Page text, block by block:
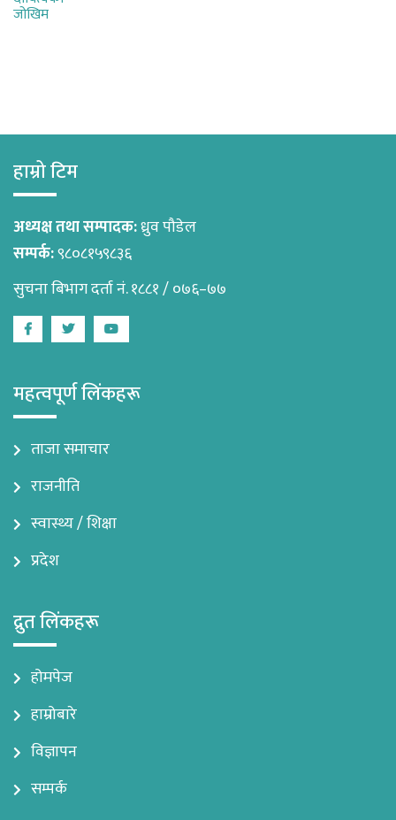
हाम्रो टिम
अध्यक्ष तथा सम्पादक:ध्रुव पौडेल
सम्पर्क:९८०८१५९८३६
सुचना बिभाग दर्ता नं. १८८१ / ०७६–७७
FacebookTwitterYoutube
महत्वपूर्ण लिंकहरू
ताजा समाचार
राजनीति
स्वास्थ्य / शिक्षा
प्रदेश
द्रुत लिंकहरू
होमपेज
हाम्रोबारे
विज्ञापन
सम्पर्क